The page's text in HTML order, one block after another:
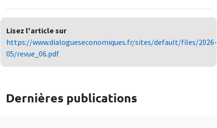
Lisez l'article sur
https://www.dialogueseconomiques.fr/sites/default/files/2026-
05/revue_06.pdf
Dernières publications